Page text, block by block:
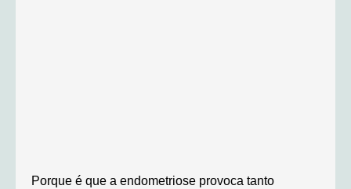
Porque é que a endometriose provoca tanto